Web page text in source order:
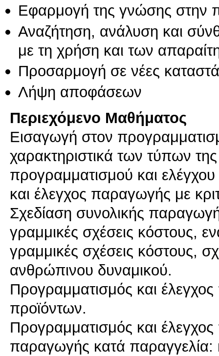
Εφαρμογή της γνώσης στην
Αναζήτηση, ανάλυση και
με τη χρήση και των
Προσαρμογή σε νέες
Λήψη αποφάσεων
Περιεχόμενο Μαθήματος
Εισαγωγή στον
χαρακτηριστικά των τύπων
προγραμματισμού και
και έλεγχος παραγωγής με
Σχεδίαση συνολικής
γραμμικές σχέσεις κόστους,
γραμμικές σχέσεις κόστους,
ανθρώπινου δυναμικού.
Προγραμματισμός και
προϊόντων.
Προγραμματισμός και
παραγωγής κατά